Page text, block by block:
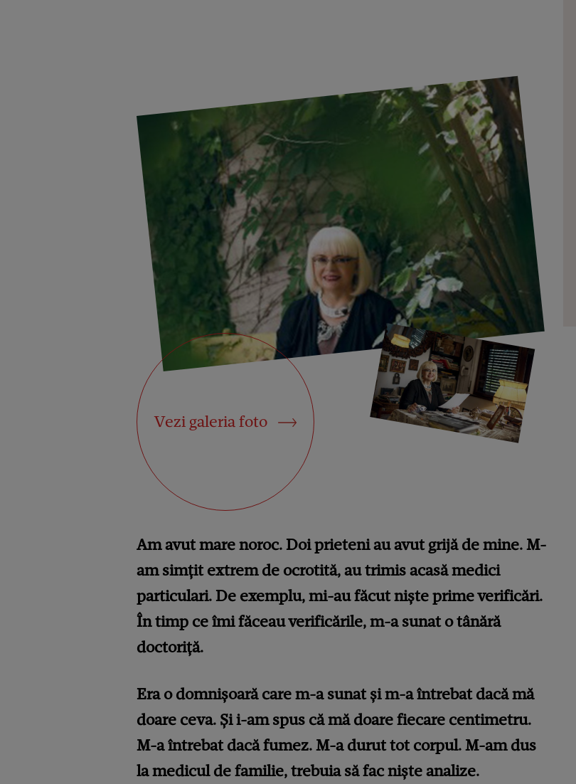
Vezi galeria foto
Am avut mare noroc. Doi prieteni au avut grijă de mine. M-
am simțit extrem de ocrotită, au trimis acasă medici
particulari. De exemplu, mi-au făcut niște prime verificări.
În timp ce îmi făceau verificările, m-a sunat o tânără
doctoriță.
Era o domnișoară care m-a sunat și m-a întrebat dacă mă
doare ceva. Și i-am spus că mă doare fiecare centimetru.
M-a întrebat dacă fumez. M-a durut tot corpul. M-am dus
la medicul de familie, trebuia să fac niște analize.